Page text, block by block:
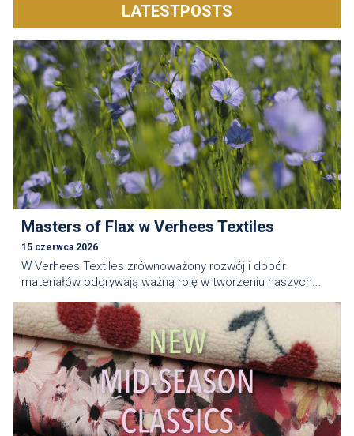
LATESTPOSTS
Masters of Flax w Verhees Textiles
15 czerwca 2026
W Verhees Textiles zrównoważony rozwój i dobór
materiałów odgrywają ważną rolę w tworzeniu naszych...